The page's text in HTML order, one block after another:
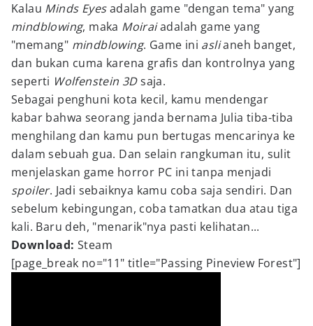
Kalau Minds Eyesadalah game "dengan tema" yang
mindblowing, maka Moiraiadalah game yang
"memang" mindblowing. Game ini aslianeh banget,
dan bukan cuma karena grafis dan kontrolnya yang
seperti Wolfenstein 3Dsaja.
Sebagai penghuni kota kecil, kamu mendengar
kabar bahwa seorang janda bernama Julia tiba-tiba
menghilang dan kamu pun bertugas mencarinya ke
dalam sebuah gua. Dan selain rangkuman itu, sulit
menjelaskan game horror PC ini tanpa menjadi
spoiler. Jadi sebaiknya kamu coba saja sendiri. Dan
sebelum kebingungan, coba tamatkan dua atau tiga
kali. Baru deh, "menarik"nya pasti kelihatan...
Download: Steam
[page_break no="11" title="Passing Pineview Forest"]